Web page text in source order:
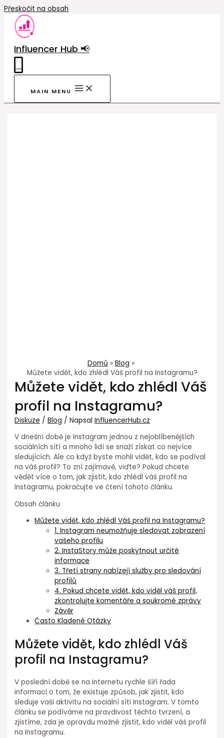
Přeskočit na obsah
Influencer Hub 📢
MAIN MENU
Domů
Blog
Můžete vidět, kdo zhlédl Váš profil na Instagramu?
Můžete vidět, kdo zhlédl Váš
profil na Instagramu?
Diskuze /Blog / NapsalInfluencerHub.cz
V dnešní době je Instagram jednou z nejoblíbenějších
sociálních sítí a mnoho lidí se snaží získat co nejvíce
sledujících. Ale co když byste mohli vidět, kdo se podíval
na váš profil? To zní zajímavě, viďte? Pokud chcete
vědět více o tom, jak zjistit, kdo zhlédl váš profil na
Instagramu, pokračujte ve čtení tohoto článku.
Obsah článku
Můžete vidět, kdo zhlédl Váš profil na Instagramu?
1. Instagram neumožňuje sledovat zobrazení
vašeho profilu
2. InstaStory může poskytnout určité
informace
3. Třetí strany nabízejí služby pro sledování
profilů
4. Pokud chcete vidět, kdo viděl váš profil,
zkontrolujte komentáře a soukromé zprávy
Závěr
Často Kladené Otázky
Můžete vidět, kdo zhlédl Váš
profil na Instagramu?
V poslední době se na internetu rychle šíří řada
informací o tom, že existuje způsob, jak zjistit, kdo
sleduje vaši aktivitu na sociální síti Instagram. V tomto
článku se podíváme na pravdivost těchto tvrzení, a
zjistíme, zda je opravdu možné zjistit, kdo viděl váš profil
na Instagramu.